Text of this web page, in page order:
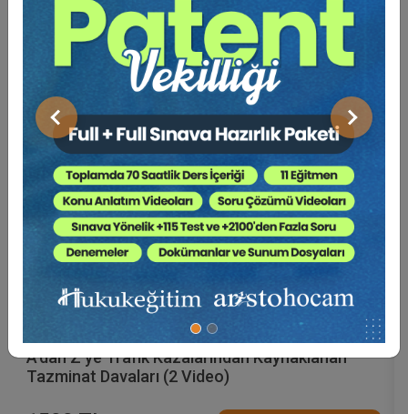
Önceki Sonraki
Video Eğitim Abonesi Ol: Sadece 5490 TL / Yıllık
Nuran CANPOLAT (Yarg. Onur. Üy.)
A'dan Z'ye Trafik Kazalarından Kaynaklanan
Tazminat Davaları (2 Video)